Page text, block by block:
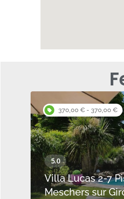
370,00 € - 370,00 €
Villa Lucas 2-7
Meschers sur